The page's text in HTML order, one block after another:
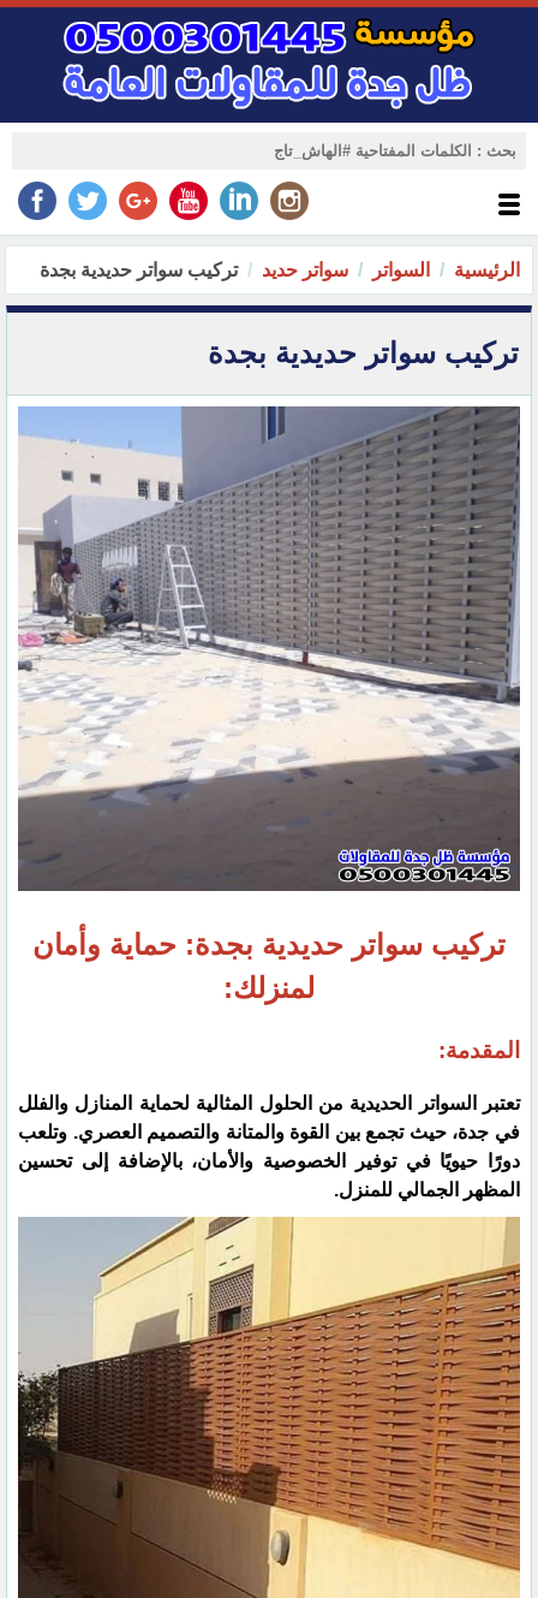
الرئيسية السواتر سواتر حديد تركيب سواتر حديدية بجدة
تركيب سواتر حديدية بجدة
تركيب سواتر حديدية بجدة: حماية وأمان
لمنزلك:
المقدمة:
تعتبر السواتر الحديدية من الحلول المثالية لحماية المنازل والفلل
في جدة، حيث تجمع بين القوة والمتانة والتصميم العصري. وتلعب
دورًا حيويًا في توفير الخصوصية والأمان، بالإضافة إلى تحسين
المظهر الجمالي للمنزل.